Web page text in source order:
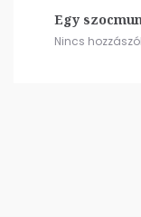
Egy
Nincs